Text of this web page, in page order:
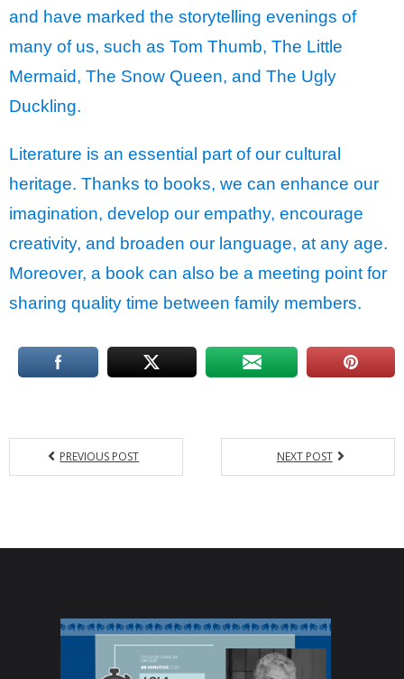
and have marked the storytelling evenings of
many of us, such as Tom Thumb, The Little
Mermaid, The Snow Queen, and The Ugly
Duckling.
Literature is an essential part of our cultural
heritage. Thanks to books, we can enhance our
imagination, develop our empathy, encourage
creativity, and broaden our language, at any age.
Moreover, a book can also be a meeting point for
sharing quality time between family members.
PREVIOUS POST NEXT POST